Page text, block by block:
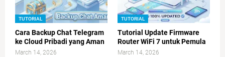
TUTORIAL
Cara Backup Chat Telegram
ke Cloud Pribadi yang Aman
March 14, 2026
TUTORIAL
Tutorial Update Firmware
Router WiFi 7 untuk Pemula
March 14, 2026